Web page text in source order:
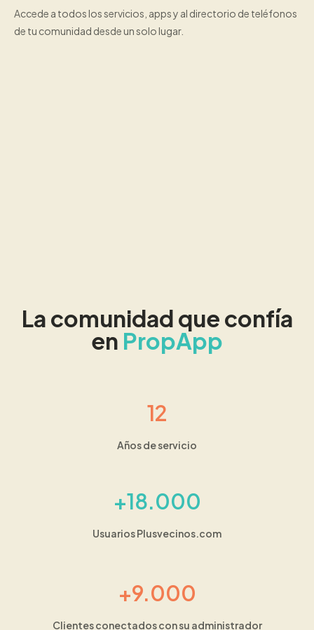
Accede a todos los servicios, apps y al directorio de teléfonos
de tu comunidad desde un solo lugar.
La comunidad que confía
en PropApp
12
Años de servicio
+18.000
Usuarios Plusvecinos.com
+9.000
Clientes conectados con su administrador